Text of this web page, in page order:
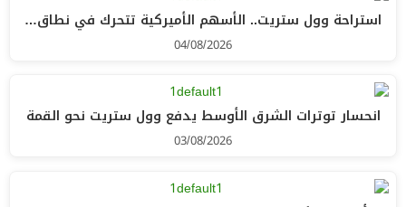
استراحة وول ستريت.. الأسهم الأميركية تتحرك في نطاق…
04/08/2026
انحسار توترات الشرق الأوسط يدفع وول ستريت نحو القمة
03/08/2026